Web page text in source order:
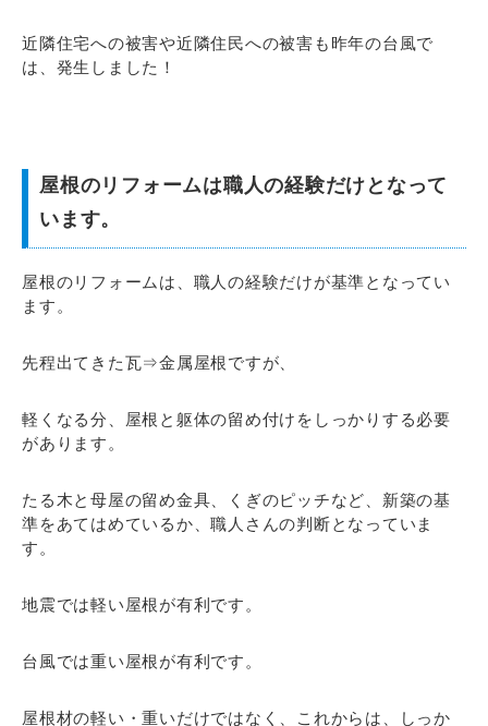
近隣住宅への被害や近隣住民への被害も昨年の台風で
は、発生しました！
屋根のリフォームは職人の経験だけとなって
います。
屋根のリフォームは、職人の経験だけが基準となってい
ます。
先程出てきた瓦⇒金属屋根ですが、
軽くなる分、屋根と躯体の留め付けをしっかりする必要
があります。
たる木と母屋の留め金具、くぎのピッチなど、新築の基
準をあてはめているか、職人さんの判断となっていま
す。
地震では軽い屋根が有利です。
台風では重い屋根が有利です。
屋根材の軽い・重いだけではなく、これからは、しっか